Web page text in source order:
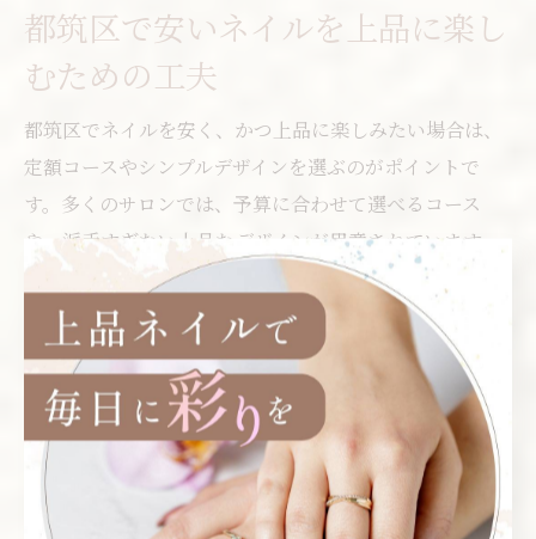
都筑区で安いネイルを上品に楽し
むための工夫
都筑区でネイルを安く、かつ上品に楽しみたい場合は、
定額コースやシンプルデザインを選ぶのがポイントで
す。多くのサロンでは、予算に合わせて選べるコース
や、派手すぎない上品なデザインが用意されています。
これにより、コストを抑えつつも満足度の高い仕上がり
を実現することが可能です。
また、セルフケアとサロン施術を組み合わせることで、
爪の健康を保ちつつ美しさを長持ちさせることもできま
す。例えば、日常的なハンドケアやトップコートの塗り
直しを行うことで、ネイルの持ちを良くすることができ
ます。安いだけでなく、質の高いネイルを求める方は、